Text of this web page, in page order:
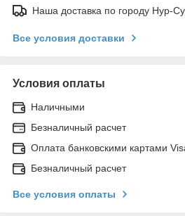
Наша доставка по городу Нур-
Все условия доставки
Условия оплаты
Наличными
Безналичный расчет
Оплата банковскими картами
Безналичный расчет
Все условия оплаты